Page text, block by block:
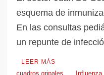
esquema de
En las consultas
un repunte de
LEER MÁS
cuadros gripales Influenza